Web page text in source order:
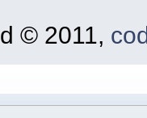
© 2011,